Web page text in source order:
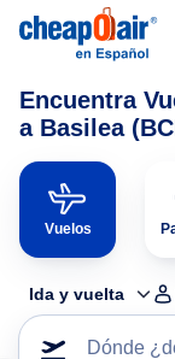
Encuentra
a Basilea
Vuelos
Ida y vuelta
Dónde